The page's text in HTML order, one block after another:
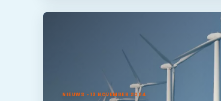
NIEUWS - 13 NOVEMBER 2024